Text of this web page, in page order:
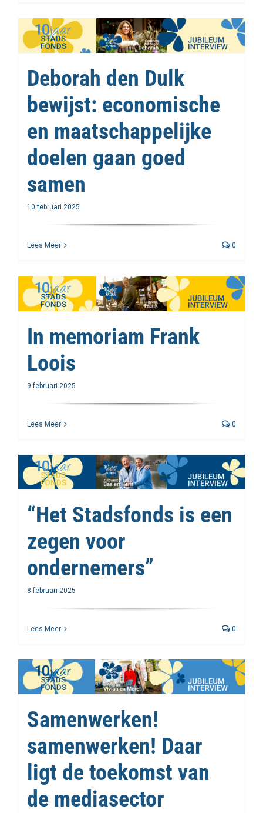
Deborah den Dulk
bewijst: economische
en maatschappelijke
doelen gaan goed
samen
10 februari 2025
Lees Meer 0
In memoriam Frank
Loois
9 februari 2025
Lees Meer 0
“Het Stadsfonds is een
zegen voor
ondernemers”
8 februari 2025
Lees Meer 0
Samenwerken!
samenwerken! Daar
ligt de toekomst van
de mediasector